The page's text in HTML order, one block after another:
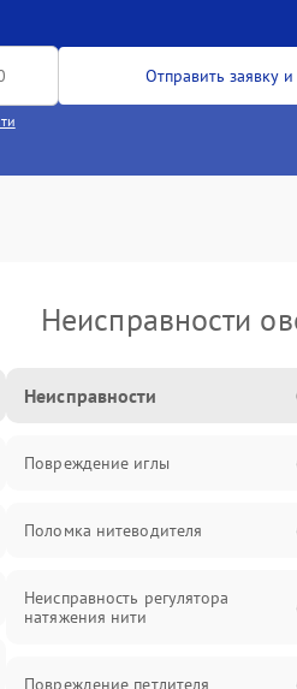
Отправить заявку
Неисправности
Неисправности
Повреждение иглы
Поломка нитеводителя
Неисправность регулятора
натяжения нити
Повреждение петлителя